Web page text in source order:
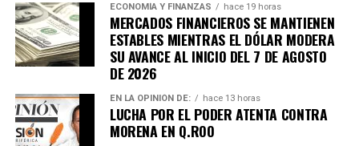
ECONOMÍA Y FINANZAS hace 19 horas
MERCADOS FINANCIEROS SE MANTIENEN
ESTABLES MIENTRAS EL DÓLAR MODERA
SU AVANCE AL INICIO DEL 7 DE AGOSTO
DE 2026
EN LA OPINIÓN DE: hace 13 horas
LUCHA POR EL PODER ATENTA CONTRA
MORENA EN Q.ROO